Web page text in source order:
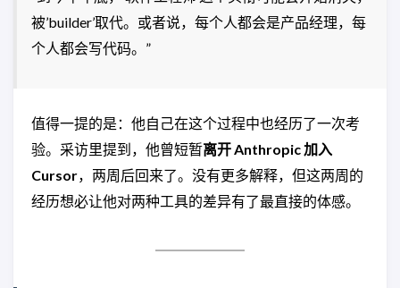
被’builder’取代。或者说，每个人都会是产品经理，每
个人都会写代码。”
值得一提的是：他自己在这个过程中也经历了一次考
验。采访里提到，他曾短暂离开 Anthropic 加入
Cursor，两周后回来了。没有更多解释，但这两周的
经历想必让他对两种工具的差异有了最直接的体感。